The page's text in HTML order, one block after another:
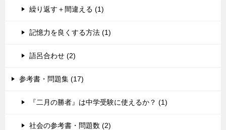
繰り返す＋間違える (1)
記憶力を良くする方法 (1)
語呂合わせ (2)
参考書・問題集 (17)
『二月の勝者』は中学受験に使えるか？ (1)
社会の参考書・問題数 (2)